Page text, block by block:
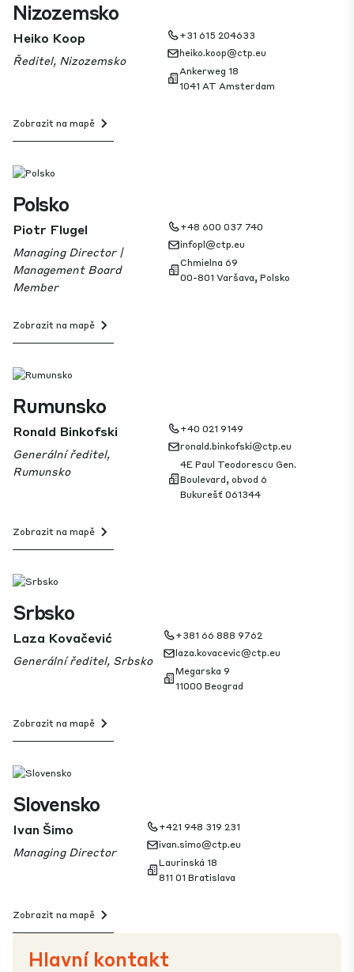
Nizozemsko
Heiko Koop
Ředitel, Nizozemsko
+31 615 204633
heiko.koop@ctp.eu
Ankerweg 18
1041 AT Amsterdam
Zobrazit na mapě
Polsko
Piotr Flugel
Managing Director |
Management Board
Member
+48 600 037 740
infopl@ctp.eu
Chmielna 69
00-801 Varšava, Polsko
Zobrazit na mapě
Rumunsko
Ronald Binkofski
Generální ředitel,
Rumunsko
+40 021 9149
ronald.binkofski@ctp.eu
4E Paul Teodorescu Gen.
Boulevard, obvod 6
Bukurešť 061344
Zobrazit na mapě
Srbsko
Laza Kovačević
Generální ředitel, Srbsko
+381 66 888 9762
laza.kovacevic@ctp.eu
Megarska 9
11000 Beograd
Zobrazit na mapě
Slovensko
Ivan Šimo
Managing Director
+421 948 319 231
ivan.simo@ctp.eu
Laurinská 18
811 01 Bratislava
Zobrazit na mapě
Hlavní kontakt